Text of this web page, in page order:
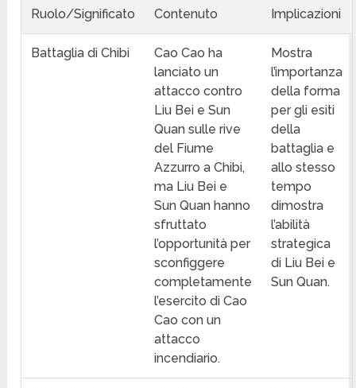
Ruolo/Significato Contenuto Implicazioni
Battaglia di Chibi
Cao Cao ha
lanciato un
attacco contro
Liu Bei e Sun
Quan sulle rive
del Fiume
Azzurro a Chibi,
ma Liu Bei e
Sun Quan hanno
sfruttato
l’opportunità per
sconfiggere
completamente
l’esercito di Cao
Cao con un
attacco
incendiario.
Mostra
l’importanza
della forma
per gli esiti
della
battaglia e
allo stesso
tempo
dimostra
l’abilità
strategica
di Liu Bei e
Sun Quan.